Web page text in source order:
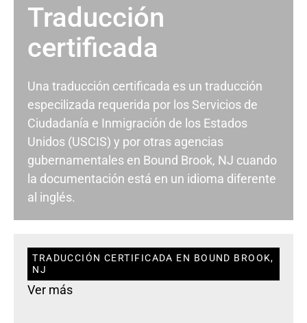
Traducción
certificada
Una traducción certificada es un traducción
especilizada requerida por los Servicios de
Ciudadanía e Inmigración de los Estados
Unidos (USCIS) y por otras agencias
gubernamentales en Bound Brook, NJ cuando
la documentación está en un idioma diferente
al inglés.
TRADUCCIÓN CERTIFICADA EN BOUND BROOK,
NJ
Ver más